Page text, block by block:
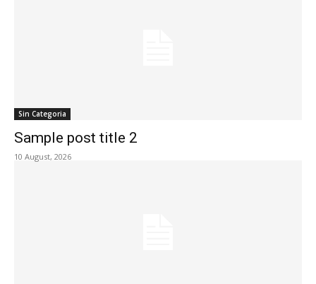
Sin Categoria
Sample post title 2
10 August, 2026